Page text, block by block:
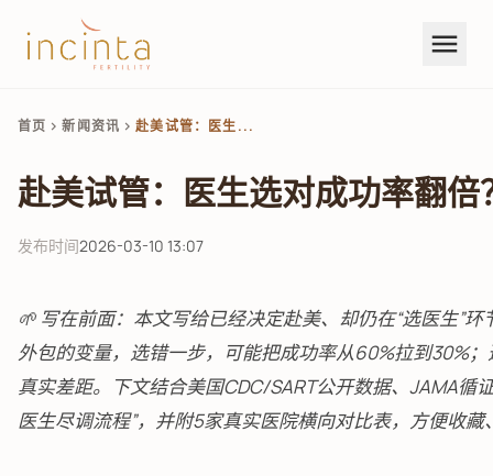
menu
首页 chevron_right新闻资讯 chevron_right赴美试管：医生...
赴美试管：医生选对成功率翻
发布时间2026-03-10 13:07
🌱 写在前面：本文写给已经决定赴美、却仍在“选医生”
外包的变量，选错一步，可能把成功率从60%拉到30%
真实差距。下文结合美国CDC/SART公开数据、JAMA循
医生尽调流程”，并附5家真实医院横向对比表，方便收藏